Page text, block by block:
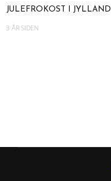
JULEFROKOST I JYLLAND
3 ÅR SIDEN